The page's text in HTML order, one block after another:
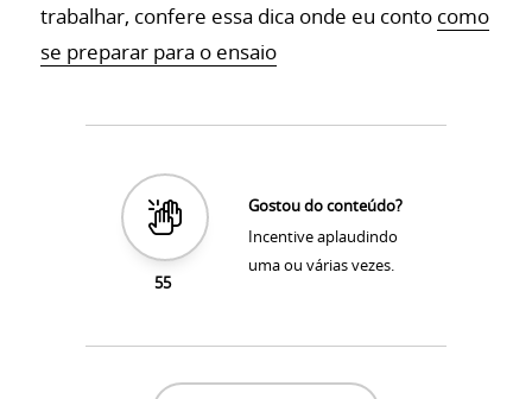
trabalhar, confere essa dica onde eu conto como
se preparar para o ensaio
55
Gostou do conteúdo?
Incentive aplaudindo
uma ou várias vezes.